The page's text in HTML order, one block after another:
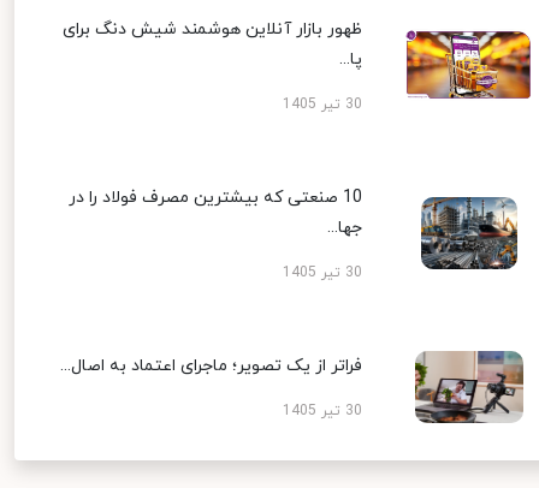
ظهور بازار آنلاین هوشمند شیش دنگ برای
پا...
30 تیر 1405
10 صنعتی که بیشترین مصرف فولاد را در
جها...
30 تیر 1405
فراتر از یک تصویر؛ ماجرای اعتماد به اصال...
30 تیر 1405